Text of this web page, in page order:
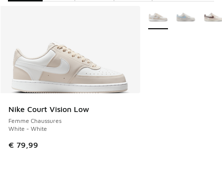
Nike Court Vision Low
Femme Chaussures
White - White
€ 79,99
Plus de couleurs